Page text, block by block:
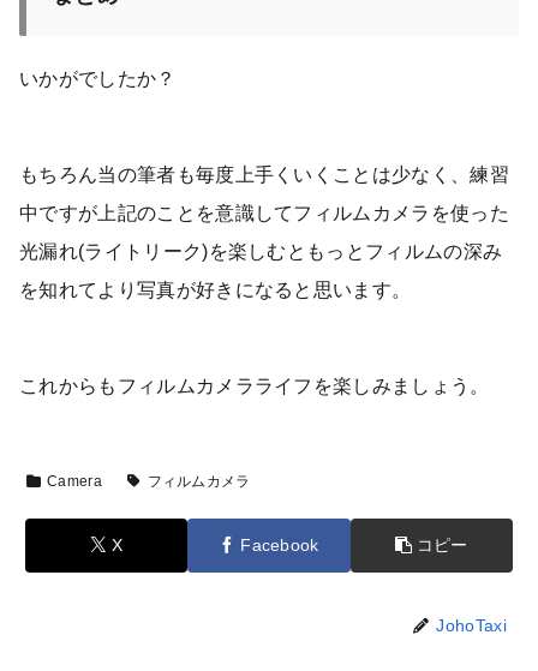
いかがでしたか？
もちろん当の筆者も毎度上手くいくことは少なく、練習
中ですが上記のことを意識してフィルムカメラを使った
光漏れ(ライトリーク)を楽しむともっとフィルムの深み
を知れてより写真が好きになると思います。
これからもフィルムカメラライフを楽しみましょう。
Camera フィルムカメラ
X Facebook コピー
JohoTaxi